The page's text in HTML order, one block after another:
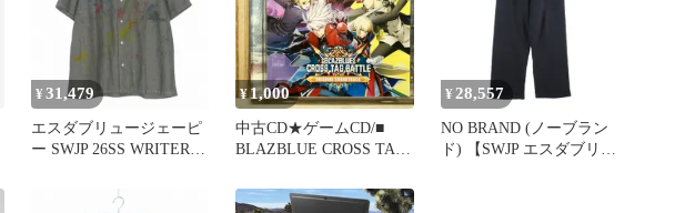
¥ 31,479
エスダブリュージェーピ
ー SWJP 26SS WRITERS
SHIRT w/ PAINT シャツ
¥1,000
中古CD★ゲームCD/■
BLAZBLUE CROSS TAG
ンドトラック
¥ 28,557
NO BRAND (ノーブラン
ド) 【SWJP エスダブリュ